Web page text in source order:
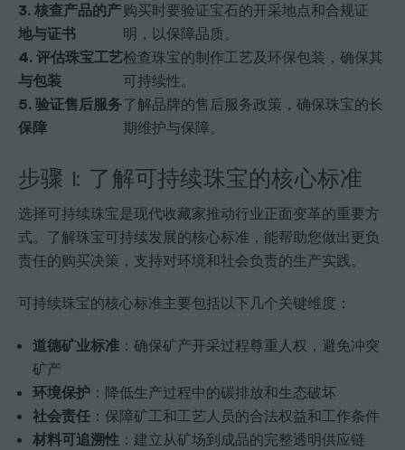
3. 核查产品的产
地与证书
购买时要验证宝石的开采地点和合规证
明，以保障品质。
4. 评估珠宝工艺
与包装
检查珠宝的制作工艺及环保包装，确保其
可持续性。
5. 验证售后服务
保障
了解品牌的售后服务政策，确保珠宝的长
期维护与保障。
步骤 1: 了解可持续珠宝的核心标准
选择可持续珠宝是现代收藏家推动行业正面变革的重要方
式。了解珠宝可持续发展的核心标准，能帮助您做出更负
责任的购买决策，支持对环境和社会负责的生产实践。
可持续珠宝的核心标准主要包括以下几个关键维度：
道德矿业标准 ：确保矿产开采过程尊重人权，避免冲突
矿产
环境保护 ：降低生产过程中的碳排放和生态破坏
社会责任 ：保障矿工和工艺人员的合法权益和工作条件
材料可追溯性 ：建立从矿场到成品的完整透明供应链